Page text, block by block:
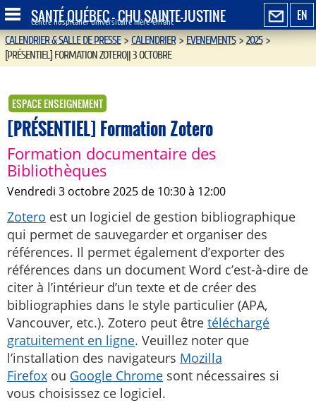
EN
SANTÉ QUÉBEC - CHU SAINTE-JUSTINE
Centre hospitalier universitaire mère-enfant
CALENDRIER & SALLE DE PRESSE>CALENDRIER>EVENEMENTS>2025>
[PRÉSENTIEL] FORMATION ZOTERO|| 3 OCTOBRE
ESPACE ENSEIGNEMENT
[PRÉSENTIEL] Formation Zotero
Formation documentaire des
Bibliothèques
vendredi 3 octobre 2025 de 10:30 à 12:00
Zotero est un logiciel de gestion bibliographique
qui permet de sauvegarder et organiser des
références. Il permet également d’exporter des
références dans un document Word c’est-à-dire de
citer à l’intérieur d’un texte et de créer des
bibliographies dans le style particulier (APA,
Vancouver, etc.). Zotero peut être téléchargé
gratuitement en ligne. Veuillez noter que
l’installation des navigateurs Mozilla
Firefox ou Google Chrome sont nécessaires si
vous choisissez ce logiciel.